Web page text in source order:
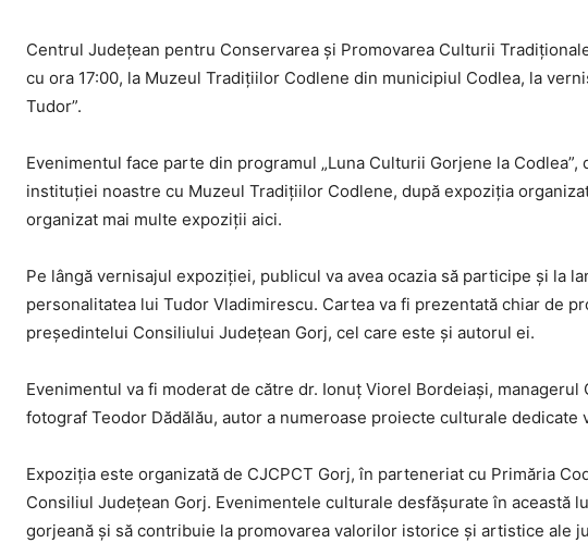
Centrul Județean pentru Conservarea și Promovarea Culturii
cu ora 17:00, la Muzeul Tradițiilor Codlene din municipiul Codlea, la
Tudor”.
Evenimentul face parte din programul „Luna Culturii Gorjene la
instituției noastre cu Muzeul Tradițiilor Codlene, după expoziția
organizat mai multe expoziții aici.
Pe lângă vernisajul expoziției, publicul va avea ocazia să participe și la
personalitatea lui Tudor Vladimirescu. Cartea va fi prezentată chiar de
președintelui Consiliului Județean Gorj, cel care este și autorul ei.
Evenimentul va fi moderat de către dr. Ionuț Viorel Bordeiași,
fotograf Teodor Dădălău, autor a numeroase proiecte culturale
Expoziția este organizată de CJCPCT Gorj, în parteneriat cu Primăria
Consiliul Județean Gorj. Evenimentele culturale desfășurate în această
gorjeană și să contribuie la promovarea valorilor istorice și artistice ale